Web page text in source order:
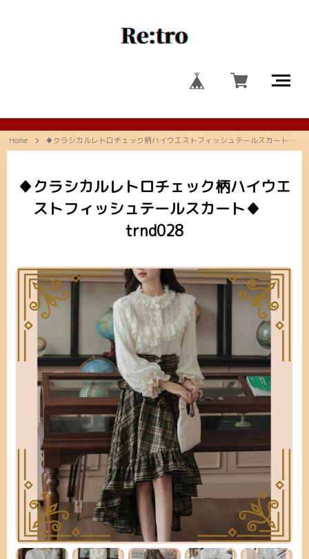
Home ♦クラシカルレトロチェック柄ハイウエストフィッシュテールスカート♦ trnd028
♦クラシカルレトロチェック柄ハイウエ
ストフィッシュテールスカート♦
trnd028